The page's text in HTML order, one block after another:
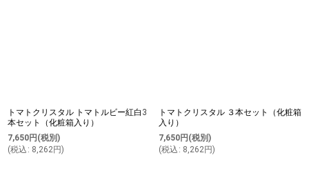
トマトクリスタル トマトルビー紅白3
本セット（化粧箱入り）
7,650円 (税別)
(税込 : 8,262円)
トマトクリスタル ３本セット（化粧箱
入り）
7,650円 (税別)
(税込 : 8,262円)